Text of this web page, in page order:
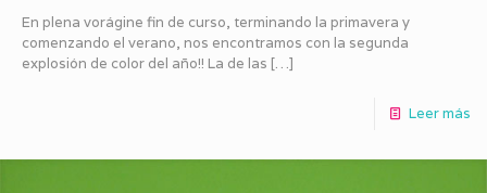
En plena vorágine fin de curso, terminando la primavera y
comenzando el verano, nos encontramos con la segunda
explosión de color del año!! La de las […]
Leer más